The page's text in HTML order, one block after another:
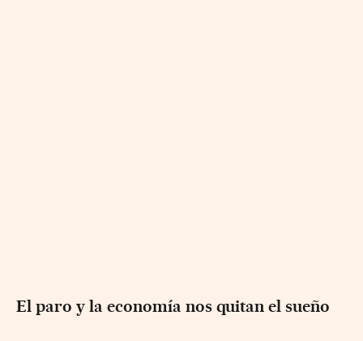
El paro y la economía nos quitan el sueño